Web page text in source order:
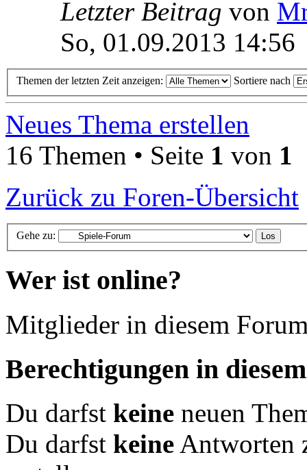
Letzter Beitrag von
So, 01.09.2013 14:56
Themen der letzten Zeit anzeigen: Sortiere nach
Neues Thema erstellen
16 Themen • Seite 1 von 1
Zurück zu Foren-Übersicht
Gehe zu:
Wer ist online?
Mitglieder in diesem
Berechtigungen in
Du darfst keine neuen
Du darfst keine Antworten